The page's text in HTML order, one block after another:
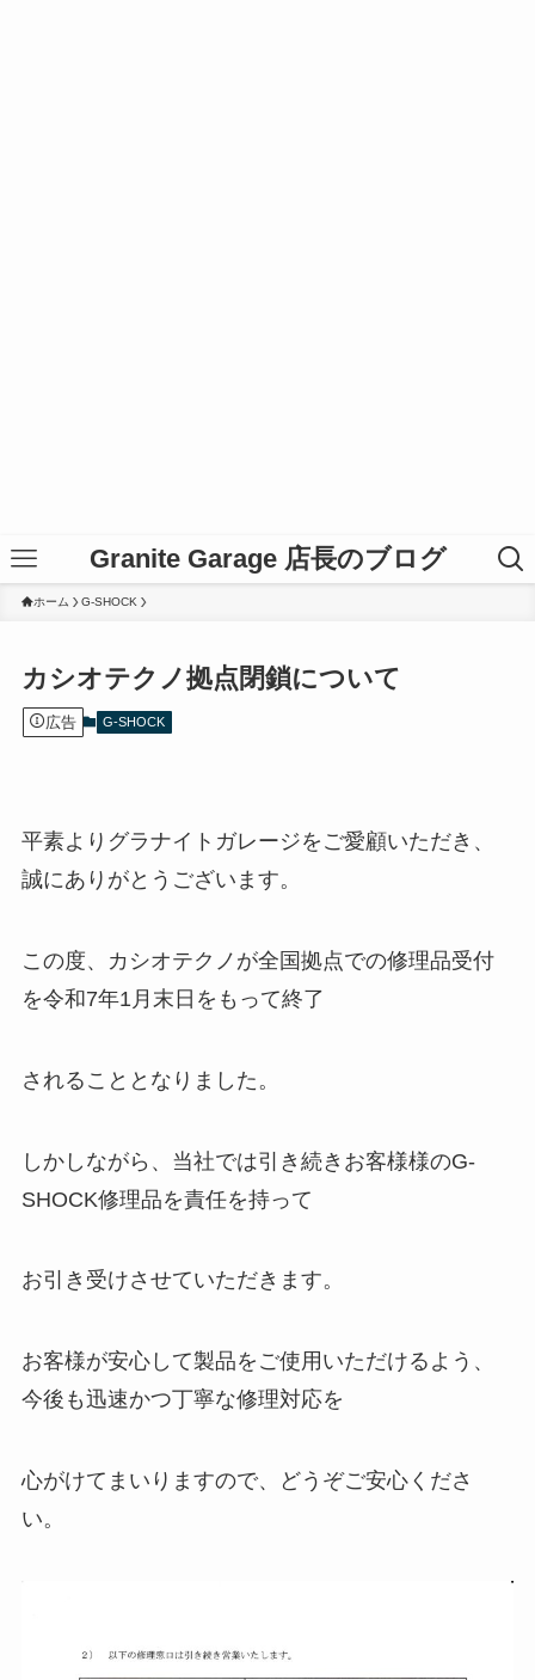
Granite Garage 店長のブログ
ホーム G-SHOCK
カシオテクノ拠点閉鎖について
広告 G-SHOCK
平素よりグラナイトガレージをご愛顧いただき、
誠にありがとうございます。
この度、カシオテクノが全国拠点での修理品受付
を令和7年1月末日をもって終了
されることとなりました。
しかしながら、当社では引き続きお客様様のG-
SHOCK修理品を責任を持って
お引き受けさせていただきます。
お客様が安心して製品をご使用いただけるよう、
今後も迅速かつ丁寧な修理対応を
心がけてまいりますので、どうぞご安心くださ
い。